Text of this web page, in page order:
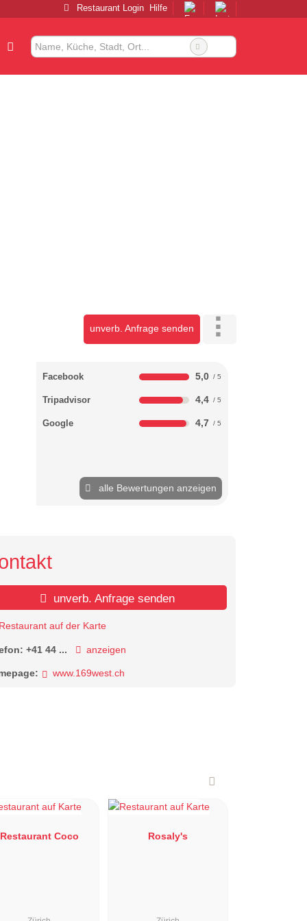
Restaurant Login Hilfe
unverb. Anfrage senden
Facebook 5,0
Tripadvisor 4,4
Google 4,7
alle Bewertungen anzeigen
unverb. Anfrage senden
Restaurant auf der Karte
+41 44 ... anzeigen
www.169west.ch
Restaurant Coco Rosaly's